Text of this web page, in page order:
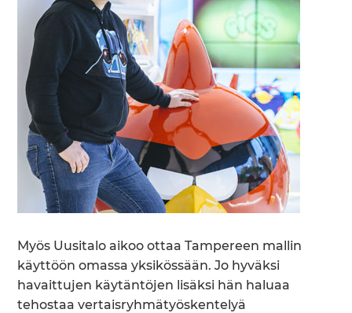
Myös Uusitalo aikoo ottaa Tampereen mallin
käyttöön omassa yksikössään. Jo hyväksi
havaittujen käytäntöjen lisäksi hän haluaa
tehostaa vertaisryhmätyöskentelyä